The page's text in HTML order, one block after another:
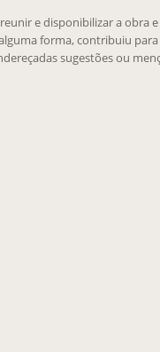
e disponibilizar a obra
forma, contribuiu
sugestões ou